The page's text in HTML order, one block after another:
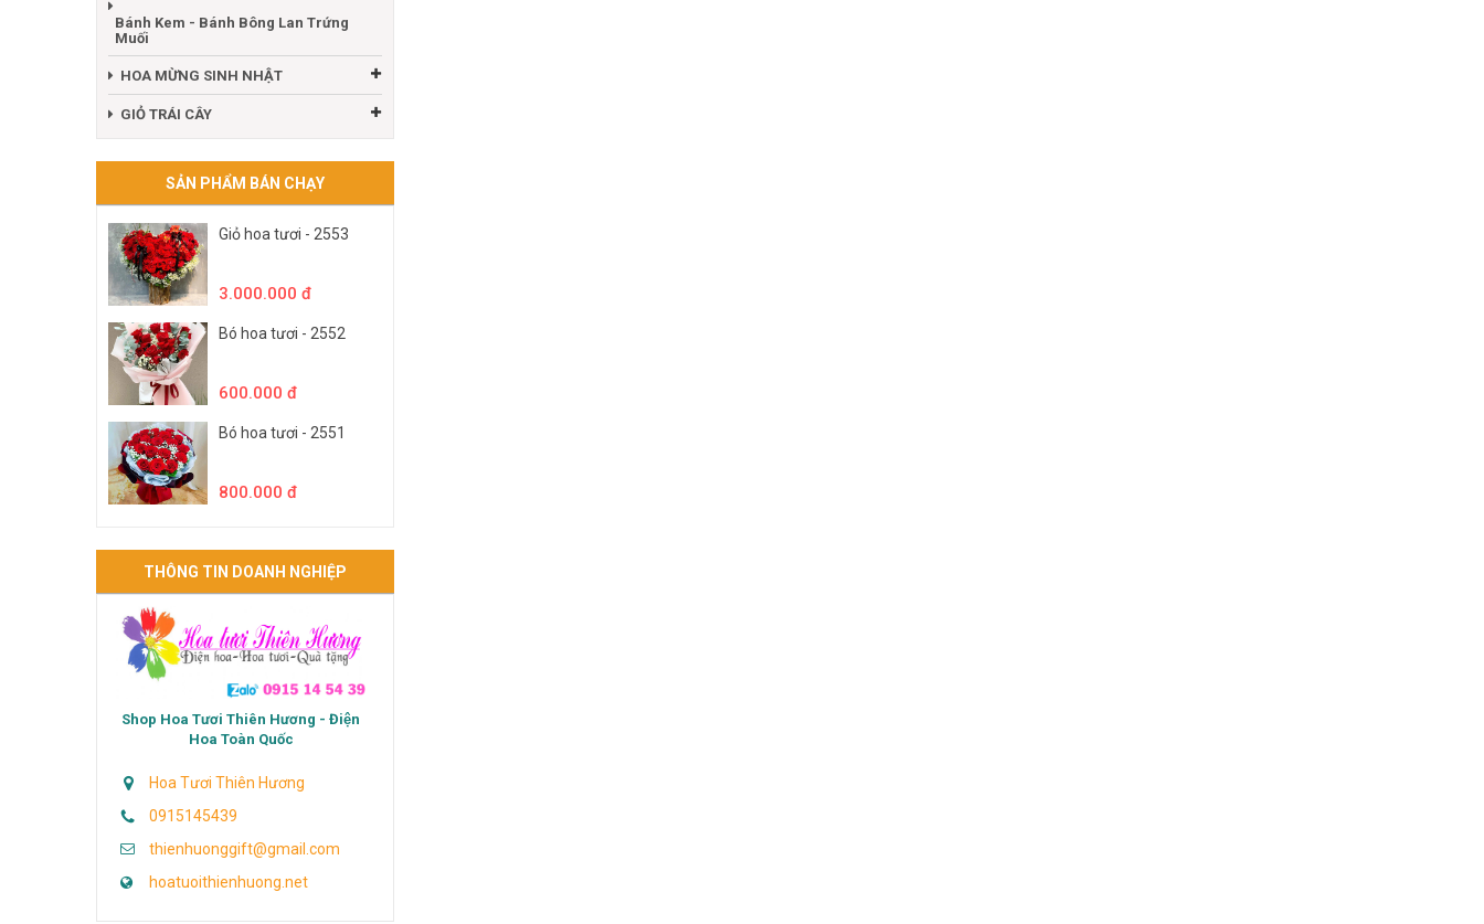
Bánh Kem - Bánh Bông Lan Trứng
Muối
HOA MỪNG SINH NHẬT
GIỎ TRÁI CÂY
SẢN PHẨM BÁN CHẠY
Giỏ hoa tươi - 2553
3.000.000 đ
Bó hoa tươi - 2552
600.000 đ
Bó hoa tươi - 2551
800.000 đ
THÔNG TIN DOANH NGHIỆP
Shop Hoa Tươi Thiên Hương - Điện
Hoa Toàn Quốc
Hoa Tươi Thiên Hương
0915145439
thienhuonggift@gmail.com
hoatuoithienhuong.net